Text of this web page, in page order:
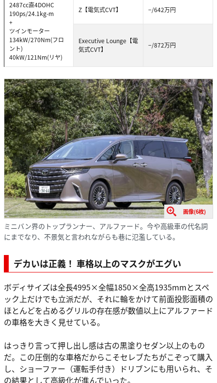
2487cc直4DOHC
190ps/24.1kg-m
+
ツインモーター
134kW/270Nm(フロ
ント)
40kW/121Nm(リヤ)
Z【電気式CVT】 −/642万円
Executive Lounge【電
気式CVT】
−/872万円
画像(6枚)
ミニバン界のトップランナー、アルファード。今や高級車の代名詞
にまでなり、不景気と言われながらも巷に氾濫している。
デカいは正義！ 車格以上のマスクがエグい
ボディサイズは全長4995×全幅1850×全高1935mmとスペ
ック上だけでも立派だが、それに輪をかけて前面投影面積の
ほとんどを占めるグリルの存在感が数値以上にアルファード
の車格を大きく見せている。
はっきり言って押し出し感は古の黒塗りセダン以上のもの
だ。この圧倒的な車格だからこそセレブたちがこぞって購入
し、ショーファー（運転手付き）ドリブンにも用いられ、そ
の結果として高級化が進んでいった。